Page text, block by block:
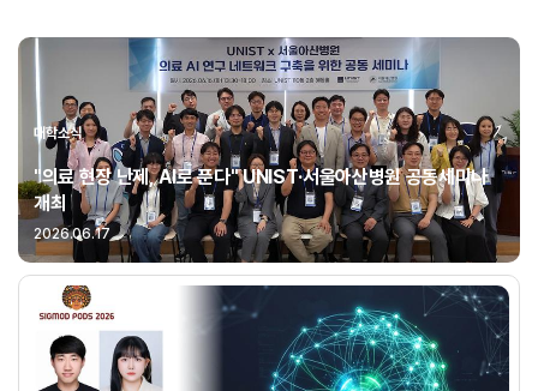
대학소식
"의료 현장 난제, AI로 푼다" UNIST·서울아산병원 공동세미나
개최
2026.06.17